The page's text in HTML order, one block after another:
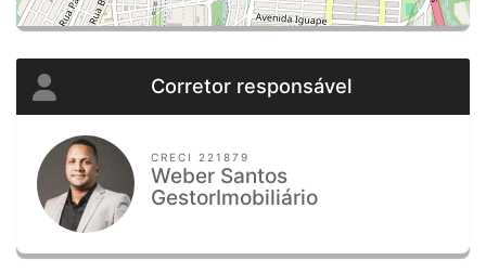
Corretor responsável
CRECI 221879
Weber Santos
GestorImobiliário